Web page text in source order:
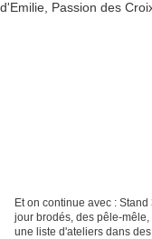
Et on continue avec :
jour brodés, des pêle-
une liste d'ateliers dans